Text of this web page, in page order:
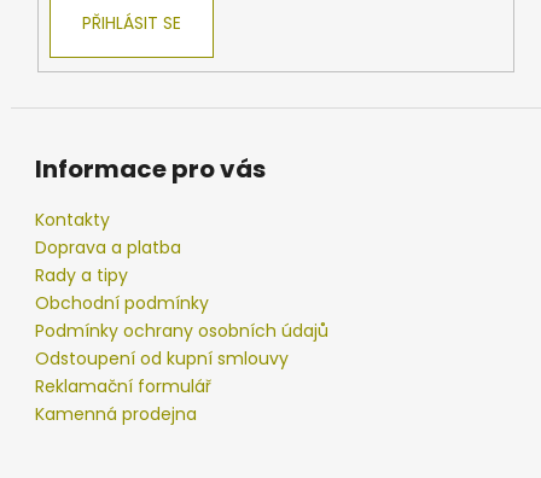
PŘIHLÁSIT SE
Informace pro vás
Kontakty
Doprava a platba
Rady a tipy
Obchodní podmínky
Podmínky ochrany osobních údajů
Odstoupení od kupní smlouvy
Reklamační formulář
Kamenná prodejna